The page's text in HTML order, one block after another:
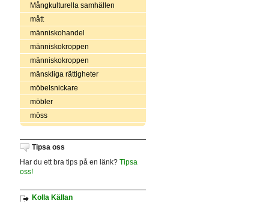
Mångkulturella samhällen
mått
människohandel
människokroppen
människokroppen
mänskliga rättigheter
möbelsnickare
möbler
möss
Tipsa oss
Har du ett bra tips på en länk? Tipsa
oss!
Kolla Källan